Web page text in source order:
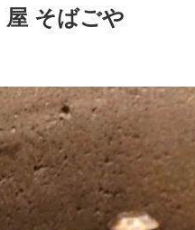
屋 そばごや